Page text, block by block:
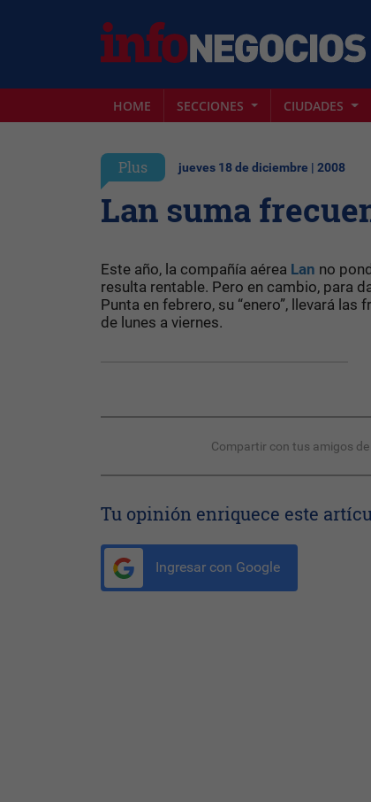
HOME SECCIONES CIUDADES
Plus jueves 18 de diciembre | 2008
Lan suma
Este año, la compañía aérea Lan no
resulta rentable. Pero en cambio, para
Punta en febrero, su “enero”, llevará
de lunes a viernes.
Compartir con tus amigos de
Tu opinión enriquece este
Ingresar con Google